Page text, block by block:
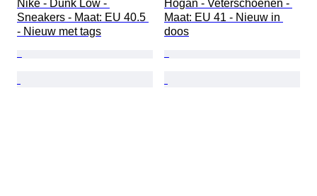
Nike - Dunk Low -
Sneakers - Maat: EU 40.5
- Nieuw met tags
Hogan - Veterschoenen -
Maat: EU 41 - Nieuw in
doos